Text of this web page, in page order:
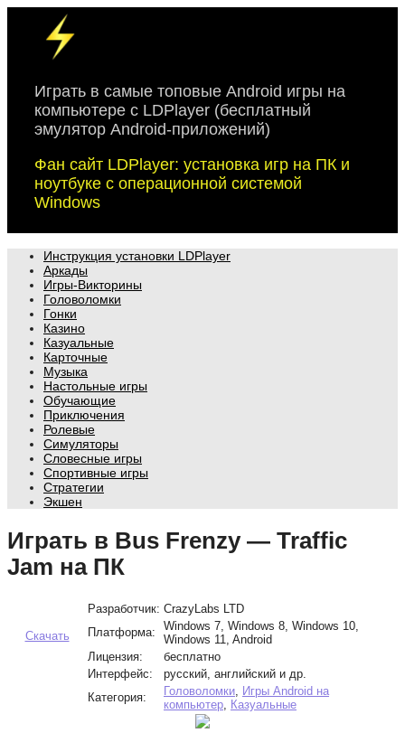
content
Играть в самые топовые Android игры на
компьютере с LDPlayer (бесплатный
эмулятор Android-приложений)
Фан сайт LDPlayer: установка игр на ПК и
ноутбуке с операционной системой
Windows
Инструкция установки LDPlayer
Аркады
Игры-Викторины
Головоломки
Гонки
Казино
Казуальные
Карточные
Музыка
Настольные игры
Обучающие
Приключения
Ролевые
Симуляторы
Словесные игры
Спортивные игры
Стратегии
Экшен
Играть в Bus Frenzy — Traffic
Jam на ПК
Скачать
Разработчик: CrazyLabs LTD
Платформа:
Windows 7, Windows 8, Windows 10,
Windows 11, Android
Лицензия:
бесплатно
Интерфейс:
русский, английский и др.
Категория:
Головоломки, Игры Android на
компьютер, Казуальные